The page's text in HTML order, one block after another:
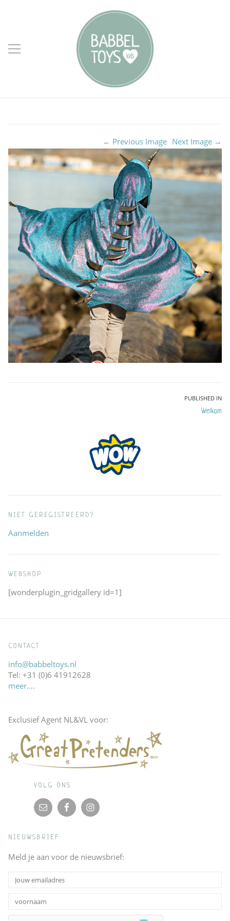
← Previous Image Next Image →
PUBLISHED IN
Welkom
NIET GEREGISTREERD?
Aanmelden
WEBSHOP
[wonderplugin_gridgallery id=1]
CONTACT
info@babbeltoys.nl
Tel: +31 (0)6 41912628
meer….
Exclusief Agent NL&VL voor:
VOLG ONS
NIEUWSBRIEF
Meld je aan voor de nieuwsbrief: